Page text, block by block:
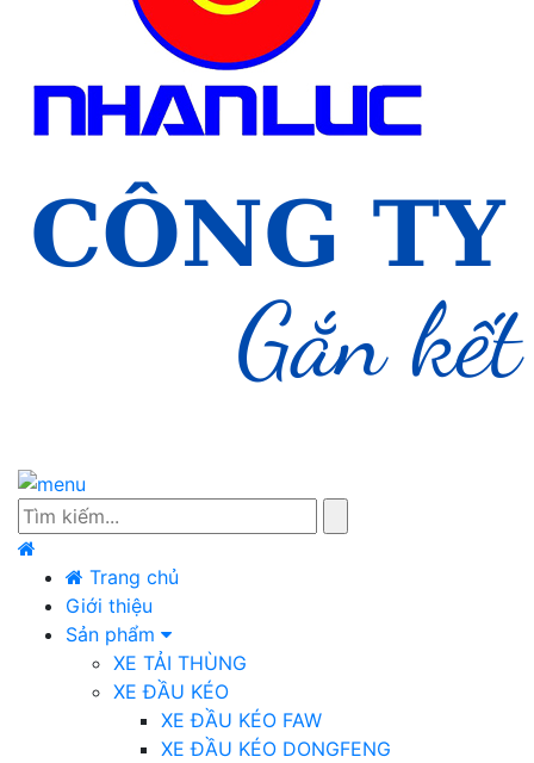
Trang chủ
Giới thiệu
Sản phẩm
XE TẢI THÙNG
XE ĐẦU KÉO
XE ĐẦU KÉO FAW
XE ĐẦU KÉO DONGFENG